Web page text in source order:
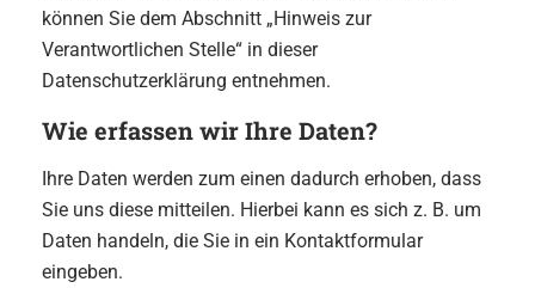
können Sie dem Abschnitt „Hinweis zur
Verantwortlichen Stelle“ in dieser
Datenschutzerklärung entnehmen.
Wie erfassen wir Ihre Daten?
Ihre Daten werden zum einen dadurch erhoben, dass
Sie uns diese mitteilen. Hierbei kann es sich z. B. um
Daten handeln, die Sie in ein Kontaktformular
eingeben.